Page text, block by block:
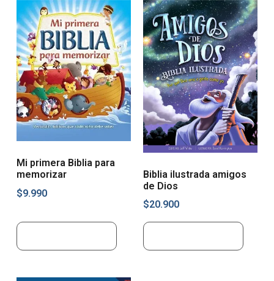
Mi primera Biblia para
memorizar
$9.990
Biblia ilustrada amigos
de Dios
$20.900